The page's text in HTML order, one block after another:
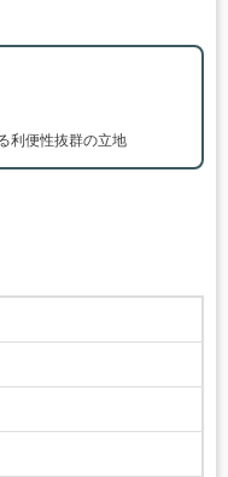
利便性抜群の立地